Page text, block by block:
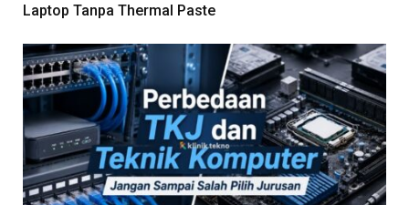
Laptop Tanpa Thermal Paste